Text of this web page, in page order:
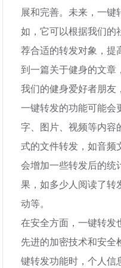
展和完善。未来，一
如，它可以根据我们的
荐合适的转发对象，提
到一篇关于健身的文章
我们的健身爱好者朋友
一键转发的功能可能会
字、图片、视频等内容
式的文件转发，如音频
会增加一些转发后的统
果，如多少人阅读了转
动等。
在安全方面，一键转发
先进的加密技术和安全
键转发功能时，个人信